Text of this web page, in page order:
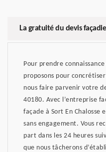
La gratuité du devis
Pour prendre
proposons pour
nous faire parvenir votre
40180. Avec l’entreprise
façade à Sort En
sans engagement. Vous
part dans les 24 heures
que nous tâcherons